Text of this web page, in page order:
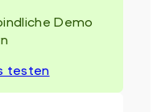
Demo
testen